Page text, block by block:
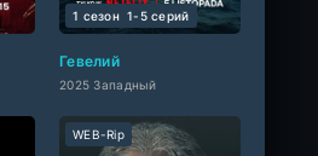
Гевелий
2025 Западный
1 сезон 1-5 cерий
WEB-Rip